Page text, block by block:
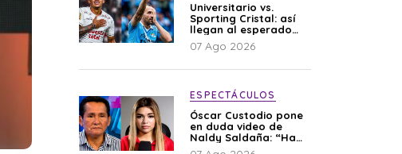
Universitario vs.
Sporting Cristal: así
llegan al esperado
duelo
07 Ago 2026
ESPECTÁCULOS
Óscar Custodio pone
en duda video de
Naldy Saldaña: “Hay
cosas que de repente